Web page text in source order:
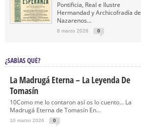
Pontificia, Real e Ilustre
Hermandad y Archicofradía de
Nazarenos...
8 marzo 2026 0
¿SABÍAS QUÉ?
La Madrugá Eterna – La Leyenda De
Tomasín
10Como me lo contaron así os lo cuento… La
Madrugá Eterna de Tomasín En...
10 marzo 2026 0